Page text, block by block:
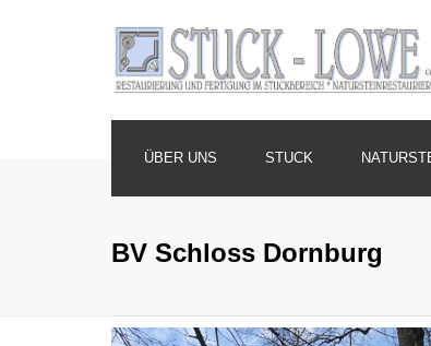
ÜBER UNS STUCK
BV Schloss Dornburg